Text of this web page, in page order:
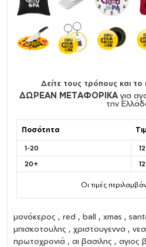
Δείτε τους τρόπους και
ΔΩΡΕΑΝ ΜΕΤΑΦΟΡΙΚΑ για
την
Ποσότητα
1-20
20+
Οι τιμές
μονόκερος , red , ball , xmas ,
μπισκοτουλης , χριστουγεννα ,
πρωτοχρονιά , αι βασιλης , αγιος